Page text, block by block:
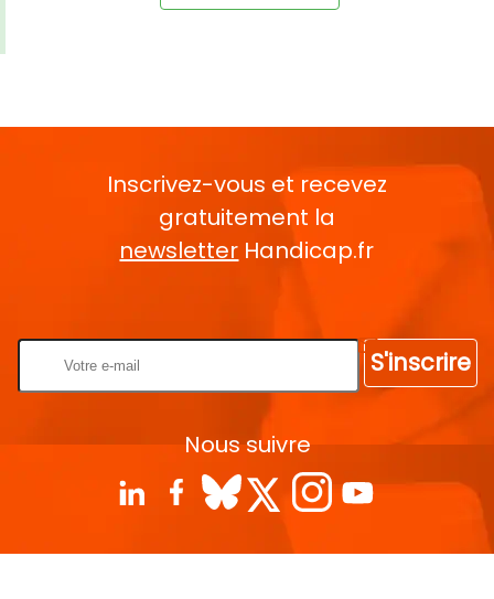
Inscrivez-vous et recevez
gratuitement la
newsletter Handicap.fr
S'inscrire
Nous suivre